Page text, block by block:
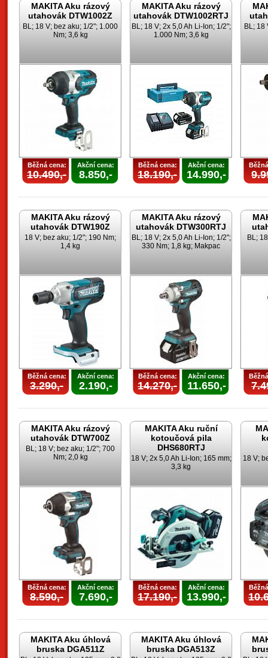
MAKITA Aku rázový
utahovák DTW1002Z
BL; 18 V; bez aku; 1/2"; 1.000
Nm; 3,6 kg
Běžná cena:
10.490,-
Akční cena:
8.850,-
MAKITA Aku rázový
utahovák DTW1002RTJ
BL; 18 V; 2x 5,0 Ah Li-Ion; 1/2";
1.000 Nm; 3,6 kg
Běžná cena:
18.190,-
Akční cena:
14.990,-
BL; 18
MAKITA Aku rázový
utahovák DTW190Z
18 V; bez aku; 1/2"; 190 Nm;
1,4 kg
Běžná cena:
3.290,-
Akční cena:
2.190,-
MAKITA Aku rázový
utahovák DTW300RTJ
BL; 18 V; 2x 5,0 Ah Li-Ion; 1/2";
330 Nm; 1,8 kg; Makpac
Běžná cena:
14.270,-
Akční cena:
11.650,-
BL;
MAKITA Aku rázový
utahovák DTW700Z
BL; 18 V; bez aku; 1/2"; 700
Nm; 2,0 kg
Běžná cena:
8.590,-
Akční cena:
7.690,-
MAKITA Aku ruční
kotoučová pila
DHS680RTJ
18 V; 2x 5,0 Ah Li-Ion; 165 mm;
3,3 kg
Běžná cena:
17.190,-
Akční cena:
13.990,-
18 V;
MAKITA Aku úhlová
bruska DGA511Z
MAKITA Aku úhlová
bruska DGA513Z